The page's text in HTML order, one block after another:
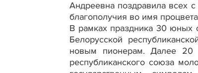
Андреевна поздравила всех
благополучия во имя
В рамках праздника 30 юных
Белорусской
новым пионерам. Далее 20
республиканского союза